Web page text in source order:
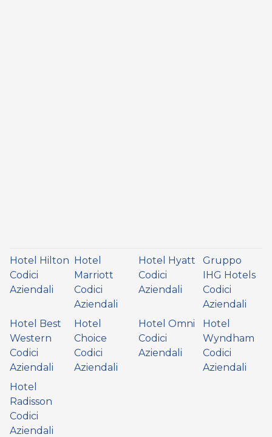
Hotel Hilton
Codici
Aziendali
Hotel
Marriott
Codici
Aziendali
Hotel Hyatt
Codici
Aziendali
Gruppo
IHG Hotels
Codici
Aziendali
Hotel Best
Western
Codici
Aziendali
Hotel
Choice
Codici
Aziendali
Hotel Omni
Codici
Aziendali
Hotel
Wyndham
Codici
Aziendali
Hotel
Radisson
Codici
Aziendali